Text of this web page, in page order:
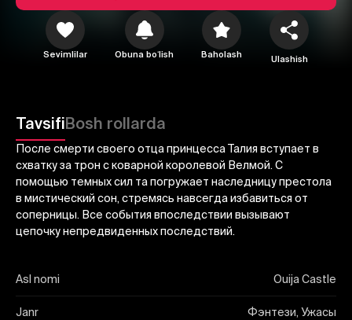
Sevimlilar Obuna boʻlish Baholash Ulashish
TavsifiBosh rollarda
После смерти своего отца принцесса Талия вступает в
схватку за трон с коварной королевой Велмой. С
помощью темных сил та погружает наследницу престола
в мистический сон, стремясь навсегда избавиться от
соперницы. Все события впоследствии вызывают
цепочку непредвиденных последствий.
Asl nomi Ouija Castle
Janr Фэнтези, Ужасы
1 2
Yuborish